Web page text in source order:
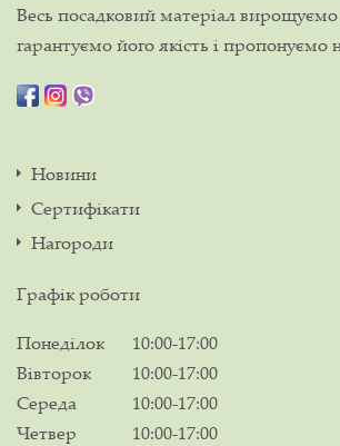
Весь посадковий матеріал
гарантуємо його якість і пропонуємо
Новини
Сертифікати
Нагороди
Графік роботи
Понеділок
10:00-17:00
Вівторок
10:00-17:00
Середа
10:00-17:00
Четвер
10:00-17:00